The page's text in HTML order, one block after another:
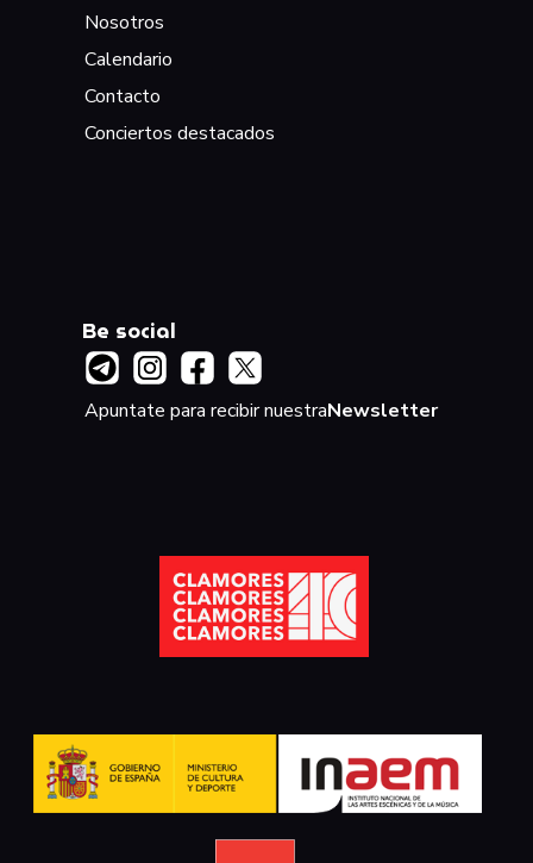
Nosotros
Calendario
Contacto
Conciertos destacados
Be social
Apuntate para recibir nuestraNewsletter